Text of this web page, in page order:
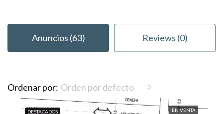
Anuncios (63) Reviews (0)
Ordenar por: Orden por defecto
DESTACADOS EN VENTA